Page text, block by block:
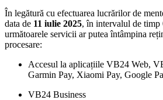
În legătură cu efectuarea lucrărilor de
data de 11 iulie 2025, în intervalul de timp
următoarele servicii ar putea întâmpina
procesare:
Accesul la aplicațiile VB24 Web,
Garmin Pay, Xiaomi Pay, Google
VB24 Business